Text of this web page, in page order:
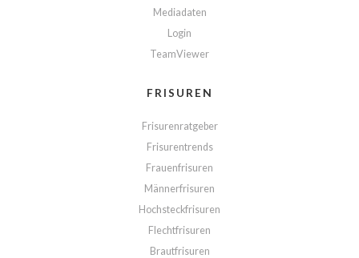
Mediadaten
Login
TeamViewer
FRISUREN
Frisurenratgeber
Frisurentrends
Frauenfrisuren
Männerfrisuren
Hochsteckfrisuren
Flechtfrisuren
Brautfrisuren